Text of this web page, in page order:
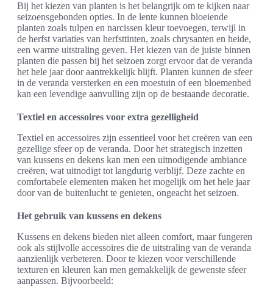
Bij het kiezen van planten is het belangrijk om te kijken naar
seizoensgebonden opties. In de lente kunnen bloeiende
planten zoals tulpen en narcissen kleur toevoegen, terwijl in
de herfst variaties van herfsttinten, zoals chrysanten en heide,
een warme uitstraling geven. Het kiezen van de juiste binnen
planten die passen bij het seizoen zorgt ervoor dat de veranda
het hele jaar door aantrekkelijk blijft. Planten kunnen de sfeer
in de veranda versterken en een moestuin of een bloemenbed
kan een levendige aanvulling zijn op de bestaande decoratie.
Textiel en accessoires voor extra gezelligheid
Textiel en accessoires zijn essentieel voor het creëren van een
gezellige sfeer op de veranda. Door het strategisch inzetten
van kussens en dekens kan men een uitnodigende ambiance
creëren, wat uitnodigt tot langdurig verblijf. Deze zachte en
comfortabele elementen maken het mogelijk om het hele jaar
door van de buitenlucht te genieten, ongeacht het seizoen.
Het gebruik van kussens en dekens
Kussens en dekens bieden niet alleen comfort, maar fungeren
ook als stijlvolle accessoires die de uitstraling van de veranda
aanzienlijk verbeteren. Door te kiezen voor verschillende
texturen en kleuren kan men gemakkelijk de gewenste sfeer
aanpassen. Bijvoorbeeld: